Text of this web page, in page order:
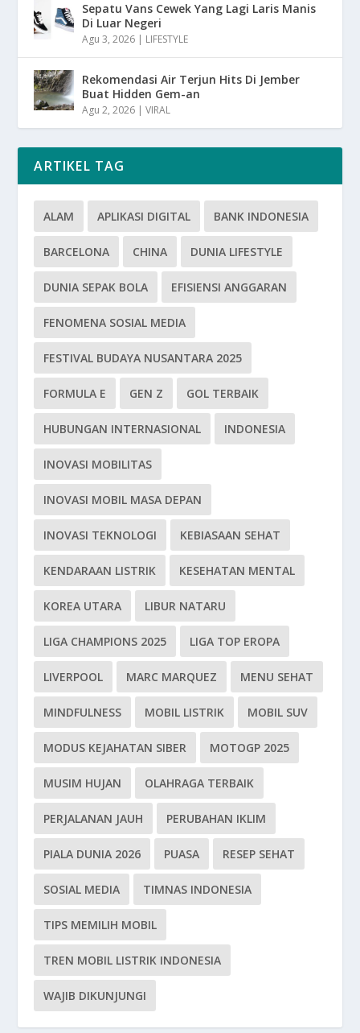
Sepatu Vans Cewek Yang Lagi Laris Manis
Di Luar Negeri
Agu 3, 2026 LIFESTYLE
Rekomendasi Air Terjun Hits Di Jember
Buat Hidden Gem-an
Agu 2, 2026 |VIRAL
ARTIKEL TAG
ALAM APLIKASI DIGITAL BANK INDONESIA
BARCELONA CHINA DUNIA LIFESTYLE
DUNIA SEPAK BOLA EFISIENSI ANGGARAN
FENOMENA SOSIAL MEDIA
FESTIVAL BUDAYA NUSANTARA 2025
FORMULA E GEN Z GOL TERBAIK
HUBUNGAN INTERNASIONAL INDONESIA
INOVASI MOBILITAS
INOVASI MOBIL MASA DEPAN
INOVASI TEKNOLOGI KEBIASAAN SEHAT
KENDARAAN LISTRIK KESEHATAN MENTAL
KOREA UTARA LIBUR NATARU
LIGA CHAMPIONS 2025 LIGA TOP EROPA
LIVERPOOL MARC MARQUEZ MENU SEHAT
MINDFULNESS MOBIL LISTRIK MOBIL SUV
MODUS KEJAHATAN SIBER MOTOGP 2025
MUSIM HUJAN OLAHRAGA TERBAIK
PERJALANAN JAUH PERUBAHAN IKLIM
PIALA DUNIA 2026 PUASA RESEP SEHAT
SOSIAL MEDIA TIMNAS INDONESIA
TIPS MEMILIH MOBIL
TREN MOBIL LISTRIK INDONESIA
WAJIB DIKUNJUNGI